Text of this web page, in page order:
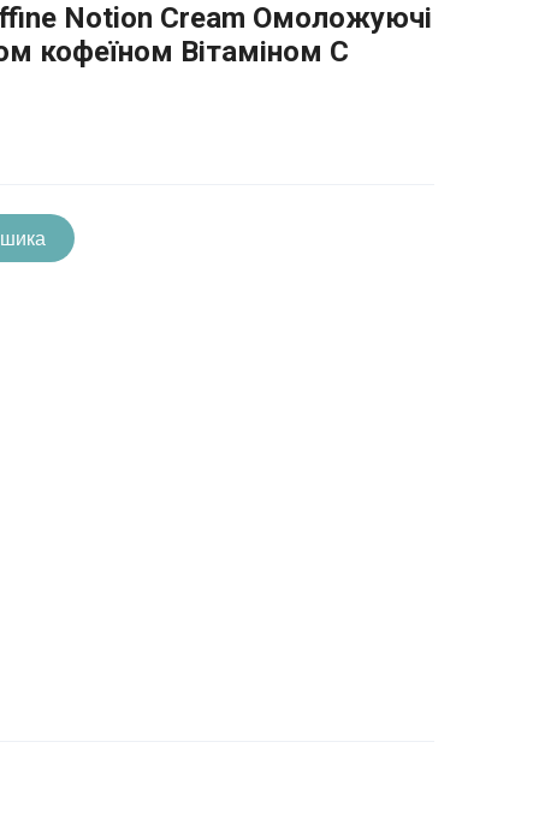
Notion Cream Омоложуючі
кофеїном Вітаміном С